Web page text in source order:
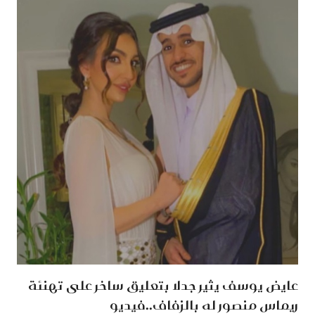
عايض يوسف يثير جدلا بتعليق ساخر على تهنئة
ريماس منصور له بالزفاف..فيديو